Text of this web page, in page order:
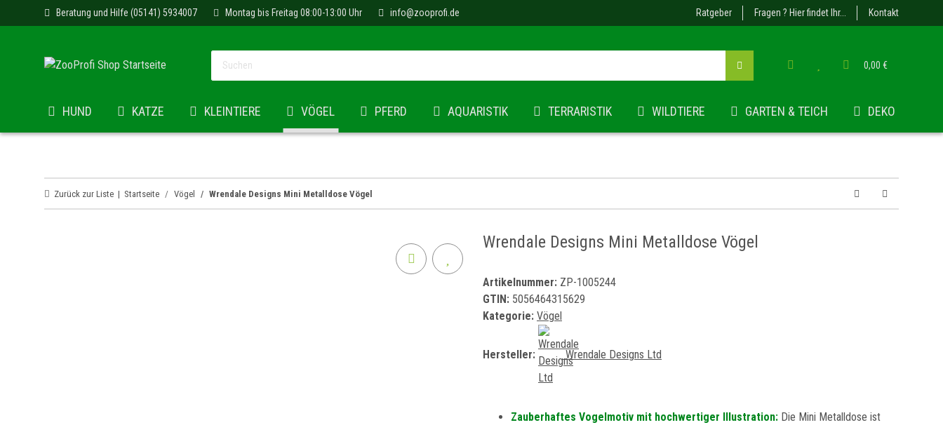
Ratgeber Fragen ? Hier findet Ihr... Kontakt
Beratung und Hilfe (05141) 5934007 Montag bis Freitag 08:00-13:00 Uhr info@zooprofi.de
0,00 €
HUND KATZE KLEINTIERE VÖGEL PFERD AQUARISTIK TERRARISTIK WILDTIERE GARTEN & TEICH DEKO
Zurück zur Liste Startseite Vögel Wrendale Designs Mini Metalldose Vögel
Wrendale Designs Mini Metalldose Vögel
Artikelnummer: ZP-1005244
GTIN: 5056464315629
Kategorie: Vögel
Hersteller: Wrendale Designs Ltd
Zauberhaftes Vogelmotiv mit hochwertiger Illustration: Die Mini Metalldose ist